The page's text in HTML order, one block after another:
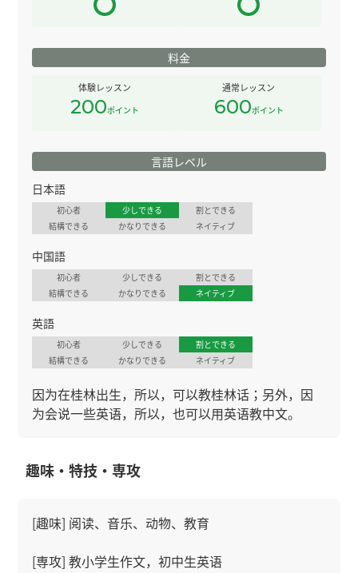
料金
体験レッスン
200ポイント
通常レッスン
600ポイント
言語レベル
日本語
初心者 少しできる
割とできる
結構できる
かなりできる ネイティブ
中国語
初心者 少しできる
割とできる
結構できる
かなりできる ネイティブ
英語
初心者 少しできる
割とできる
結構できる
かなりできる ネイティブ
因为在桂林出生，所以，可以教桂林话；另外，因
为会说一些英语，所以，也可以用英语教中文。
趣味・特技・専攻
[趣味] 阅读、音乐、动物、教育
[専攻] 教小学生作文，初中生英语